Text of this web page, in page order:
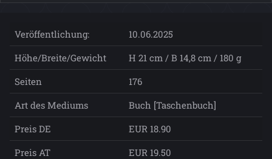
Veröffentlichung:
10.06.2025
Höhe/Breite/Gewicht
H 21 cm / B 14,8 cm / 180 g
Seiten
176
Art des Mediums
Buch [Taschenbuch]
Preis DE
EUR 18.90
Preis AT
EUR 19.50